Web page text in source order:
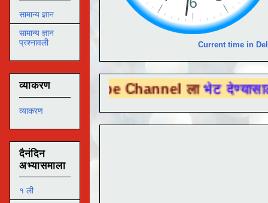
Current time in
Tube Channel लाभेट देण्यासाठी येथे
सामान्य ज्ञान
सामान्य ज्ञान
प्रश्नावली
व्याकरण
व्याकरण
दैनंदिन
अभ्यासमाला
१ ली